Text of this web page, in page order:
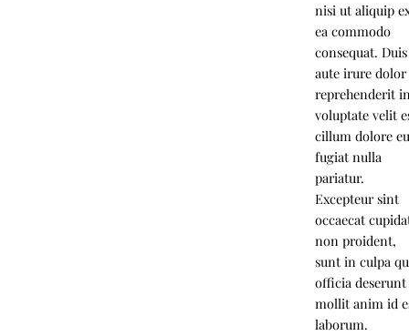
nisi ut aliquip
ea commodo
consequat. Duis
aute irure
reprehenderit
voluptate velit
cillum dolore
fugiat nulla
pariatur.
Excepteur sint
occaecat
non proident,
sunt in culpa
officia deserunt
mollit anim id
laborum.